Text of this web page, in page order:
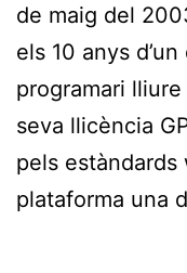
de maig del
els 10 anys
programari
seva llicència
pels estàndards
plataforma una